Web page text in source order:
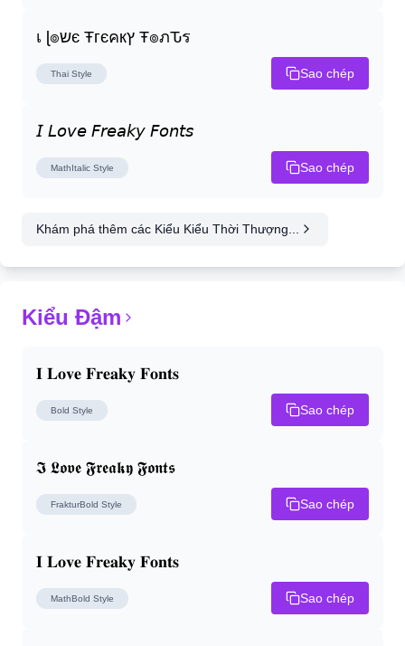
เ ɭ๏שє Ŧгєคкץ Ŧ๏ภԎร
Thai Style Sao chép
𝘐 𝘓𝘰𝘷𝘦 𝘍𝘳𝘦𝘢𝘬𝘺 𝘍𝘰𝘯𝘵𝘴
MathItalic Style Sao chép
Khám phá thêm các Kiểu Kiểu Thời Thượng...
Kiểu Đậm
𝐈 𝐋𝐨𝐯𝐞 𝐅𝐫𝐞𝐚𝐤𝐲 𝐅𝐨𝐧𝐭𝐬
Bold Style Sao chép
𝕴 𝕷𝖔𝖛𝖊 𝕱𝖗𝖊𝖆𝖐𝖞 𝕱𝖔𝖓𝖙𝖘
FrakturBold Style Sao chép
𝐈 𝐋𝐨𝐯𝐞 𝐅𝐫𝐞𝐚𝐤𝐲 𝐅𝐨𝐧𝐭𝐬
MathBold Style Sao chép